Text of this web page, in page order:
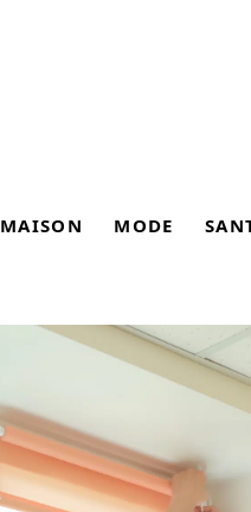
MAISON MODE